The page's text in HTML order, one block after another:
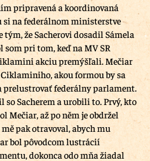
pripravená a koordinovaná
si na federálnom ministerstve
že Sacherovi dosadil Sámela
pri tom, keď na MV SR
akciu premýšľali. Mečiar
akou formou by sa
prelustrovať federálny parlament.
Sacherem a urobili to. Prvý, kto
Mečiar, až po něm je obdržel
pak otravoval, abych mu
bol pôvodcom lustrácií
dokonca odo mňa žiadal